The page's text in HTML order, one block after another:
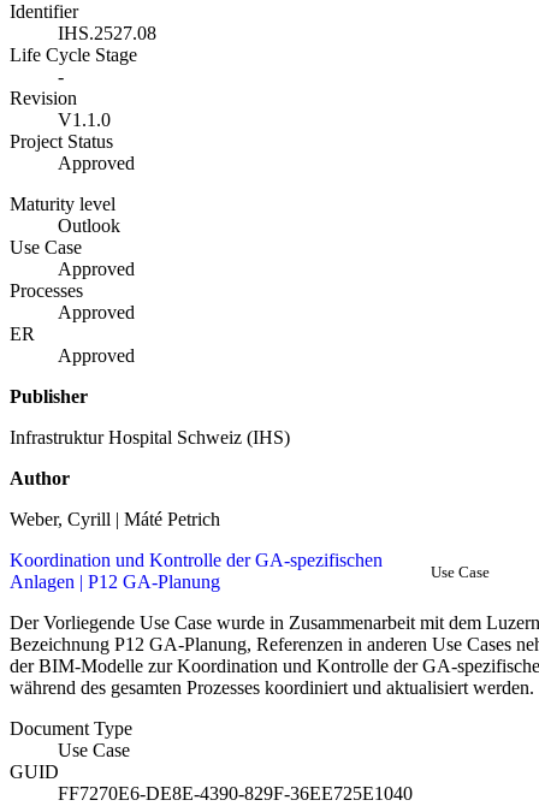
Identifier
IHS.2527.08
Life Cycle Stage
-
Revision
V1.1.0
Project Status
Approved
Maturity level
Outlook
Use Case
Approved
Processes
Approved
ER
Approved
Publisher
Infrastruktur Hospital Schweiz (IHS)
Author
Weber, Cyrill | Máté Petrich
Koordination und Kontrolle der GA-spezifischen
Anlagen | P12 GA-Planung
Use Case
Der Vorliegende Use Case wurde in Zusammenarbeit mit dem
Bezeichnung P12 GA-Planung, Referenzen in anderen Use Cases
der BIM-Modelle zur Koordination und Kontrolle der GA-
während des gesamten Prozesses koordiniert und aktualisiert werden.
Document Type
Use Case
GUID
FF7270E6-DE8E-4390-829F-36EE725E1040